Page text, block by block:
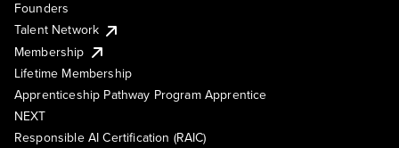
Founders
Talent Network
Membership
Lifetime Membership
Apprenticeship Pathway Program Apprentice
NEXT
Responsible AI Certification (RAIC)